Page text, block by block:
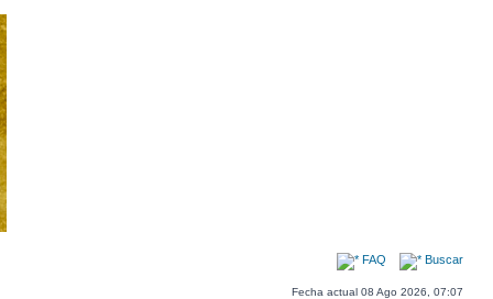
FAQ Buscar
Fecha actual 08 Ago 2026, 07:07